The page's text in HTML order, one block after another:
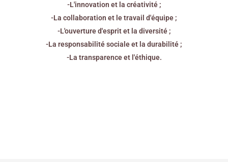
-L'innovation et la créativité ;
-La collaboration et le travail d'équipe ;
-L'ouverture d'esprit et la diversité ;
-La responsabilité sociale et la durabilité ;
-La transparence et l'éthique.